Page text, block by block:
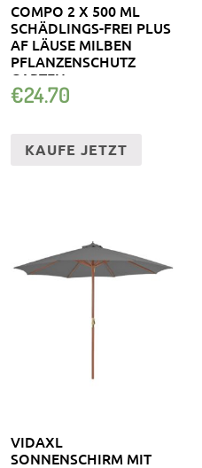
COMPO 2 X 500 ML
SCHÄDLINGS-FREI PLUS
AF LÄUSE MILBEN
PFLANZENSCHUTZ
GARTEN
€24.70
KAUFE JETZT
VIDAXL
SONNENSCHIRM MIT